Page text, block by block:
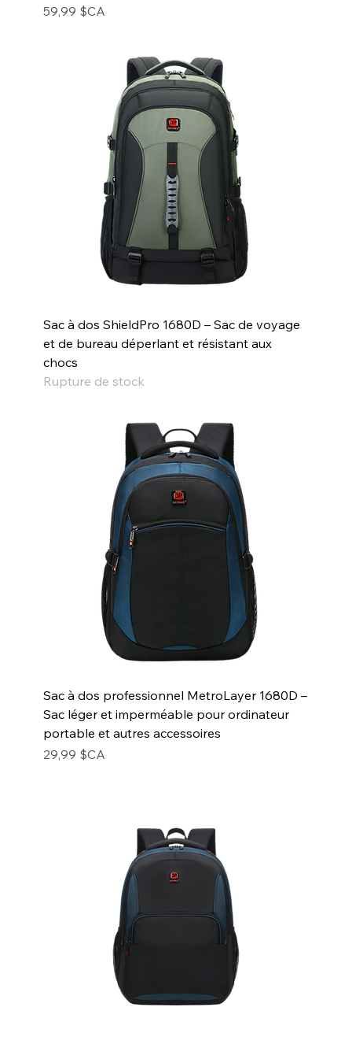
Prix
59,99 $CA
Sac à dos ShieldPro 1680D – Sac de voyage
et de bureau déperlant et résistant aux
chocs
Rupture de stock
Sac à dos professionnel MetroLayer 1680D –
Sac léger et imperméable pour ordinateur
portable et autres accessoires
Prix
29,99 $CA